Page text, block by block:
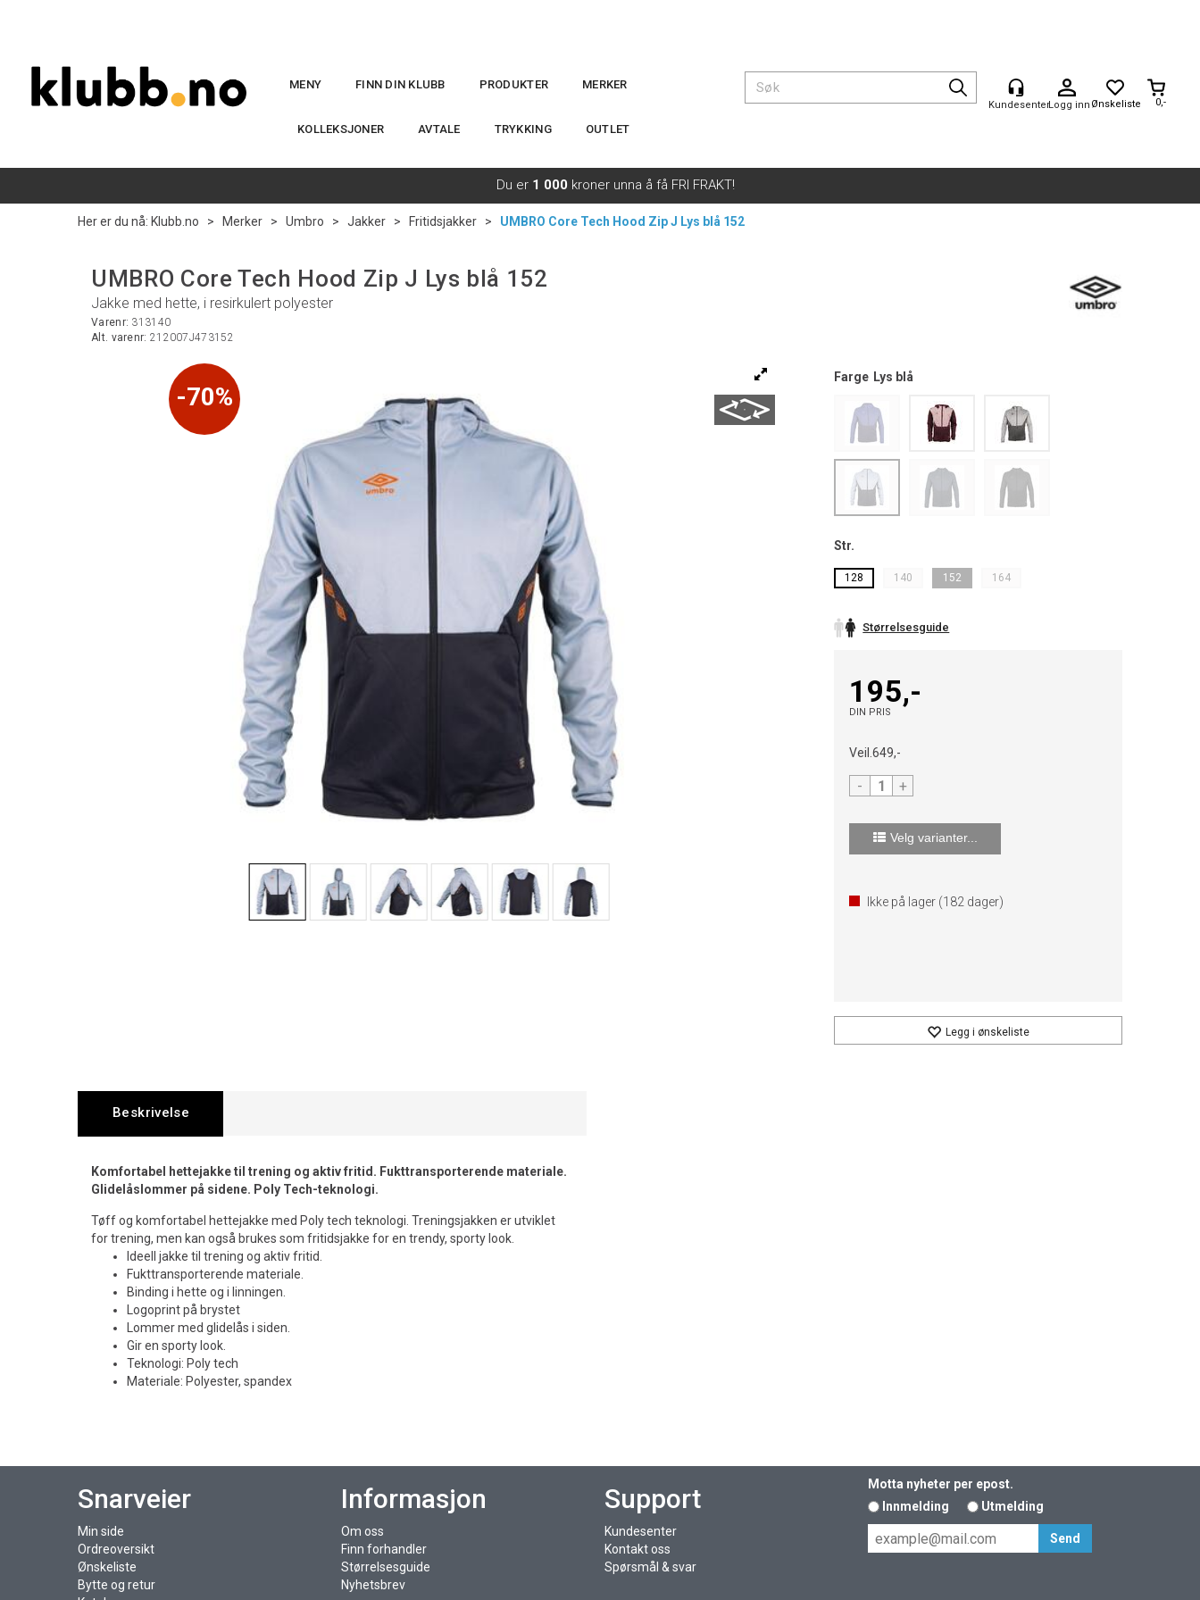
Logg inn 0,-
MENY FINN DIN KLUBB PRODUKTER MERKER
KOLLEKSJONER AVTALE TRYKKING OUTLET
Du er 1 000 kroner unna å få FRI FRAKT!
Her er du nå: Klubb.no > Merker > Umbro > Jakker > Fritidsjakker > UMBRO Core Tech Hood Zip J Lys blå 152
UMBRO Core Tech Hood Zip J Lys blå 152
Jakke med hette, i resirkulert polyester
Varenr: 313140
Alt. varenr: 212007J473152
70%
Farge Lys blå
Str.
128 140 152 164
Størrelsesguide
195,-
DIN PRIS
Veil.649,-
- +
Velg varianter...
Ikke på lager (182 dager)
Legg i ønskeliste
Beskrivelse
Komfortabel hettejakke til trening og aktiv fritid. Fukttransporterende materiale.
Glidelåslommer på sidene. Poly Tech-teknologi.
Tøff og komfortabel hettejakke med Poly tech teknologi. Treningsjakken er utviklet
for trening, men kan også brukes som fritidsjakke for en trendy, sporty look.
Ideell jakke til trening og aktiv fritid.
Fukttransporterende materiale.
Binding i hette og i linningen.
Logoprint på brystet
Lommer med glidelås i siden.
Gir en sporty look.
Teknologi: Poly tech
Materiale: Polyester, spandex
Snarveier
Min side
Ordreoversikt
Ønskeliste
Bytte og retur
Informasjon
Om oss
Finn forhandler
Størrelsesguide
Nyhetsbrev
Support
Kundesenter
Kontakt oss
Spørsmål & svar
Motta nyheter per epost.
Innmelding
Utmelding